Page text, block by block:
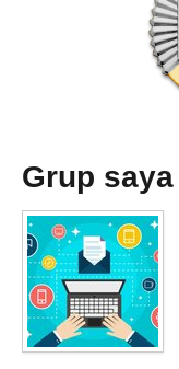
Grup saya